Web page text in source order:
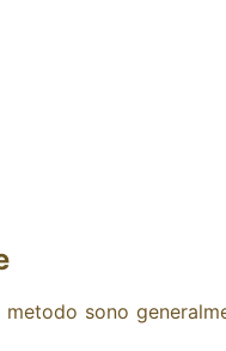
sono